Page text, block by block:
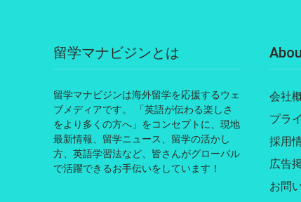
留学マナビジンとは
留学マナビジンは海外留学を応援するウェ
ブメディアです。 「英語が伝わる楽しさ
をより多くの方へ」をコンセプトに、現地
最新情報、留学ニュース、留学の活かし
方、英語学習法など、皆さんがグローバル
で活躍できるお手伝いをしています！
会社
プラ
採用
広告
お問